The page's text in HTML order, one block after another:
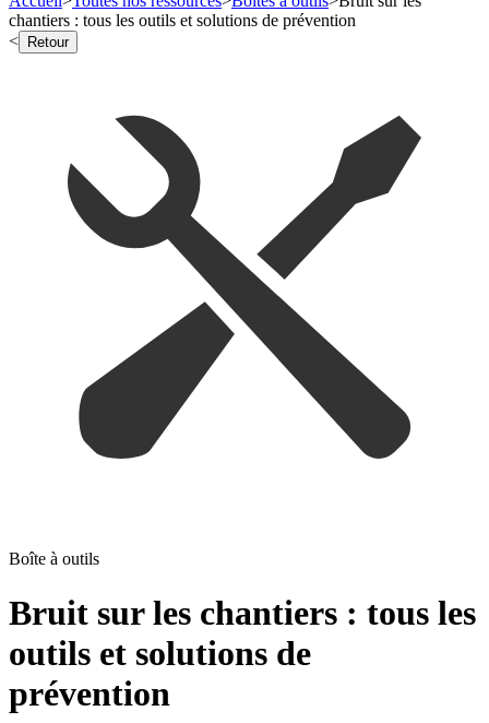
chantiers : tous les outils et solutions de prévention
<
Retour
Boîte à outils
Bruit sur les chantiers : tous les
outils et solutions de
prévention